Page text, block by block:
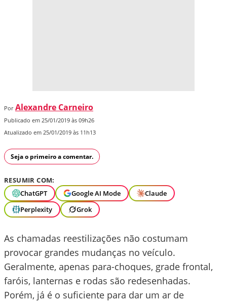
Por Alexandre Carneiro
Publicado em 25/01/2019 às 09h26
Atualizado em 25/01/2019 às 11h13
Seja o primeiro a comentar.
RESUMIR COM:
ChatGPT
Google AI Mode
Claude
Perplexity
Grok
As chamadas reestilizações não costumam
provocar grandes mudanças no veículo.
Geralmente, apenas para-choques, grade frontal,
faróis, lanternas e rodas são redesenhadas.
Porém, já é o suficiente para dar um ar de